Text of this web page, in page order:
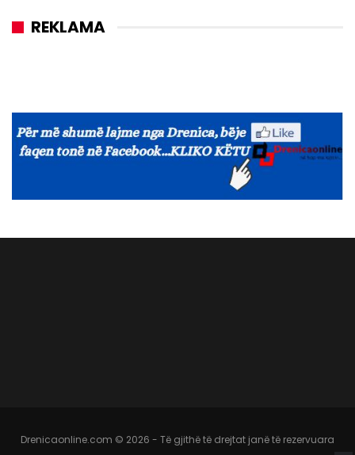
REKLAMA
Drenicaonline.com © 2026 - Të gjithë të drejtat janë të rezervuara